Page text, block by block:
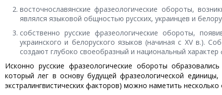
восточнославянские фразеологические обороты,
являлся языковой общностью русских, украинцев и
собственно русские фразеологические обороты,
украинского и белоруского языков (начиная с XV в.).
создают глубоко своеобразный и национальный
Исконно русские фразеологические обороты
который лег в основу будущей фразеологической
экстралингвистических факторов) можно наметить